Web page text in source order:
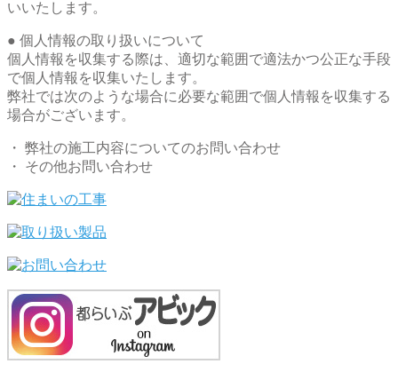
いいたします。
● 個人情報の取り扱いについて
個人情報を収集する際は、適切な範囲で適法かつ公正な手段
で個人情報を収集いたします。
弊社では次のような場合に必要な範囲で個人情報を収集する
場合がございます。
・ 弊社の施工内容についてのお問い合わせ
・ その他お問い合わせ